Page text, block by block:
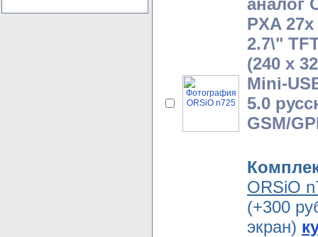
аналог
PXA
2.7\"
(240 x
Mini-
5.0
GSM/
ORSiO
(+300
экран)